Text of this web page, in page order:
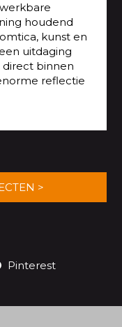
houdend
kunst en
uitdaging
binnen
reflectie
>
Pinterest